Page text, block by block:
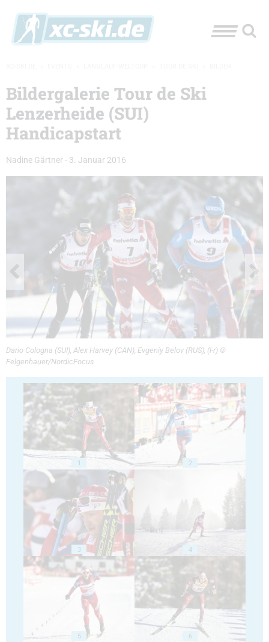
Bildergalerie Tour de Ski
Lenzerheide (SUI)
Handicapstart
Nadine Gärtner - 3. Januar 2016
Dario Cologna (SUI), Alex Harvey (CAN), Evgeniy Belov (RUS), (l-r) ©
Felgenhauer/NordicFocus
1 2
3 4
5 6